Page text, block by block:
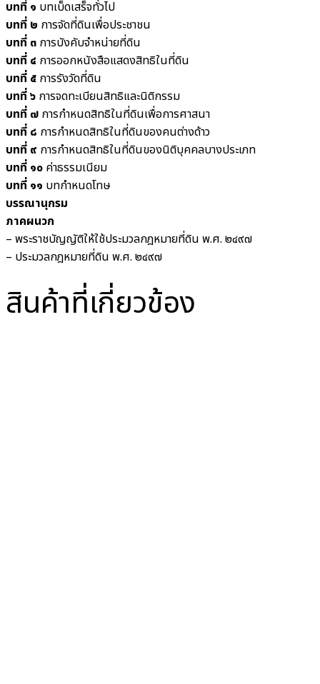
บทที่ ๑ บทเบ็ดเสร็จทั่วไป
บทที่ ๒ การจัดที่ดินเพื่อประชาชน
บทที่ ๓ การบังคับจำหน่ายที่ดิน
บทที่ ๔ การออกหนังสือแสดงสิทธิในที่ดิน
บทที่ ๕ การรังวัดที่ดิน
บทที่ ๖ การจดทะเบียนสิทธิและนิติกรรม
บทที่ ๗ การกำหนดสิทธิในที่ดินเพื่อการศาสนา
บทที่ ๘ การกำหนดสิทธิในที่ดินของคนต่างด้าว
บทที่ ๙ การกำหนดสิทธิในที่ดินของนิติบุคคลบางประเภท
บทที่ ๑๐ ค่าธรรมเนียม
บทที่ ๑๑ บทกำหนดโทษ
บรรณานุกรม
ภาคผนวก
– พระราชบัญญัติให้ใช้ประมวลกฎหมายที่ดิน พ.ศ. ๒๔๙๗
– ประมวลกฎหมายที่ดิน พ.ศ. ๒๔๙๗
สินค้าที่เกี่ยวข้อง